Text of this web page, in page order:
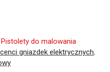
Pistolety do malowania
gniazdek elektrycznych,